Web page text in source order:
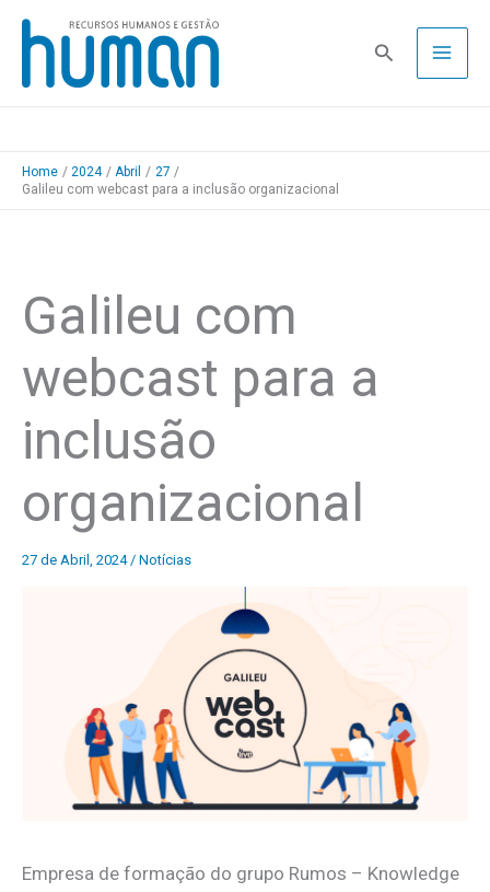
Skip
content
Pesquisa
Home 2024 Abril
27
Galileu com webcast para a inclusão organizacional
Galileu com
webcast para a
inclusão
organizacional
27 de Abril, 2024 / Notícias
Empresa de formação do grupo Rumos – Knowledge